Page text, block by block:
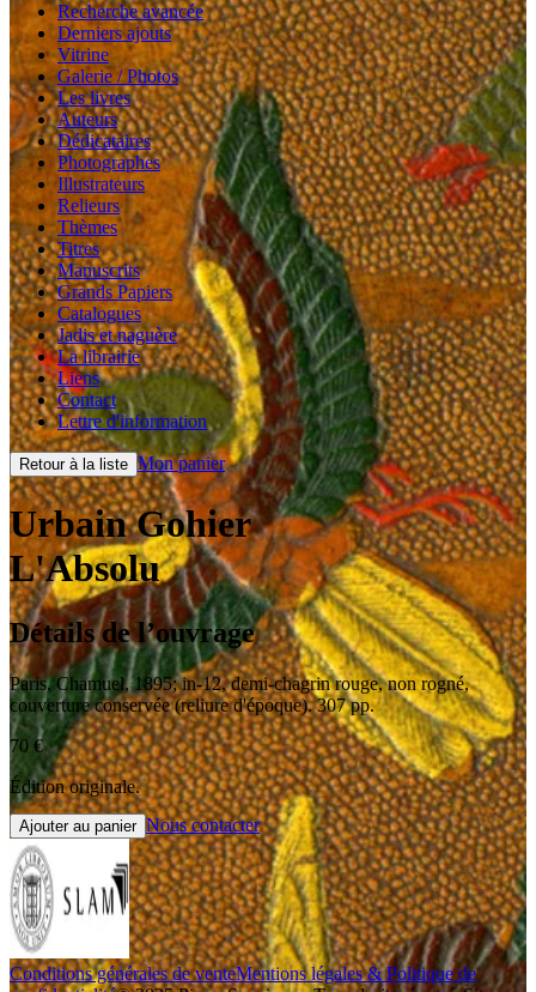
Recherche avancée
Derniers ajouts
Vitrine
Galerie / Photos
Les livres
Auteurs
Dédicataires
Photographes
Illustrateurs
Relieurs
Thèmes
Titres
Manuscrits
Grands Papiers
Catalogues
Jadis et naguère
La librairie
Liens
Contact
Lettre d'information
Retour à la liste Mon panier
Urbain Gohier
L'Absolu
Détails de l’ouvrage
Paris,Chamuel,1895; in-12, demi-chagrin rouge, non rogné,
couverture conservée (reliure d'époque). 307 pp.
70 €
Édition originale.
Ajouter au panier Nous contacter
Conditions générales de venteMentions légales & Politique de